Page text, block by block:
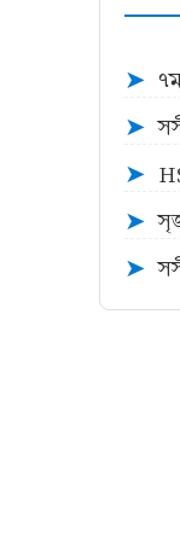
➤
➤
➤
➤
➤